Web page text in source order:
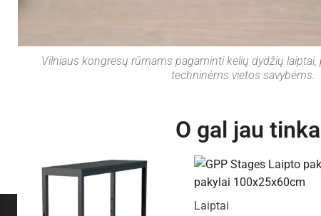
Vilniaus kongresų rūmams pagaminti kelių dydžių
techninėms vietos savybėms.
O gal jau
Laiptai